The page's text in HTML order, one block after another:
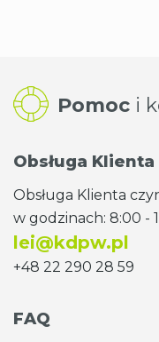
Pomoc i
Obsługa Klienta
Obsługa Klienta
w godzinach: 8:00 -
lei@kdpw.pl
+48 22 290 28 59
FAQ